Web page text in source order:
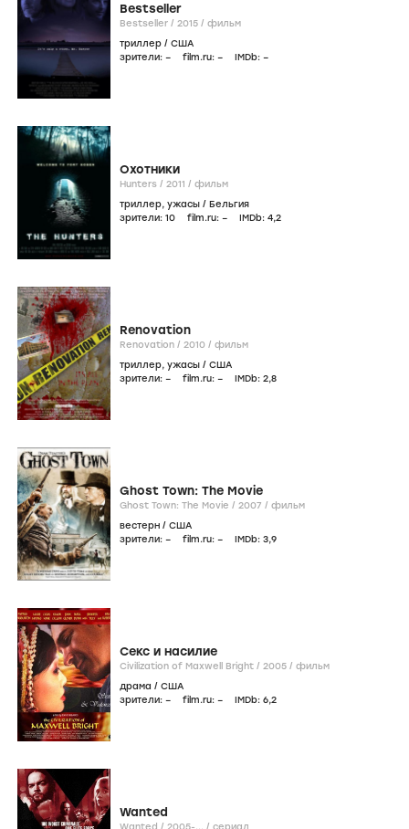
Bestseller
Bestseller / 2015 / фильм
триллер / США
зрители: – film.ru: – IMDb: –
Охотники
Hunters / 2011 / фильм
триллер, ужасы / Бельгия
зрители: 10 film.ru: – IMDb: 4,2
Renovation
Renovation / 2010 / фильм
триллер, ужасы / США
зрители: – film.ru: – IMDb: 2,8
Ghost Town: The Movie
Ghost Town: The Movie / 2007 / фильм
вестерн / США
зрители: – film.ru: – IMDb: 3,9
Секс и насилие
Civilization of Maxwell Bright / 2005 / фильм
драма / США
зрители: – film.ru: – IMDb: 6,2
Wanted
Wanted / 2005-... / сериал